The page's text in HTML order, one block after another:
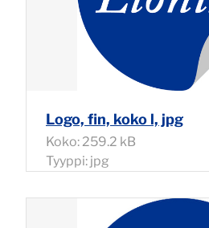
Logo, fin, koko l, jpg
Koko: 259.2 kB
Tyyppi: jpg